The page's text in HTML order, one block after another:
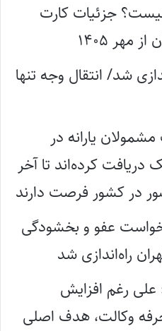
جزئیات کارت
۱۴۰۵
شد/ انتقال وجه تنها
مشمولان یارانه در
دریافت کرده‌اند تا آخر
در کشور فرصت دارند
عفو و بخشودگی
راه‌اندازی شد
رغم افزایش
وکالت، هدف اصلی